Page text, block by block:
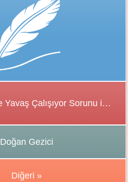
Google Chrome Yavaş Çalışıyor Sorunu için Çözüm Önerileri
Doğan Gezici
Diğeri »